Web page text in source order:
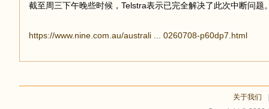
截至周三下午晚些时候，Telstra表示已完全解决了此次中断问题
https://www.nine.com.au/australi ... 0260708-p60dp7.html
关于我们